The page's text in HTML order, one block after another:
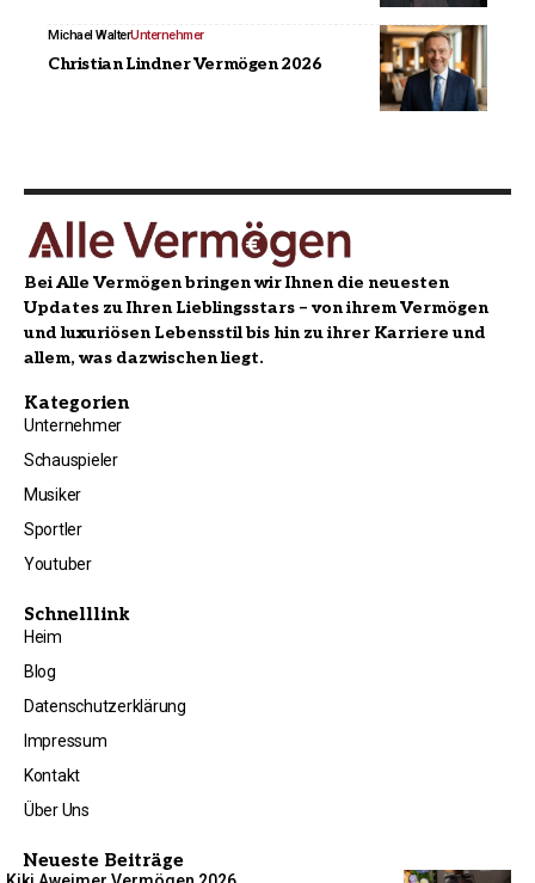
Michael WalterUnternehmer
Christian Lindner Vermögen 2026
Bei Alle Vermögen bringen wir Ihnen die neuesten
Updates zu Ihren Lieblingsstars – von ihrem Vermögen
und luxuriösen Lebensstil bis hin zu ihrer Karriere und
allem, was dazwischen liegt.
Kategorien
Unternehmer
Schauspieler
Musiker
Sportler
Youtuber
Schnelllink
Heim
Blog
Datenschutzerklärung
Impressum
Kontakt
Über Uns
Neueste Beiträge